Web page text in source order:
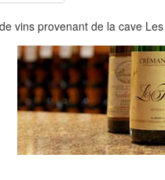
vins provenant de la cave